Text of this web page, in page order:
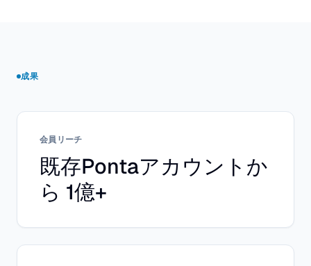
成果
会員リーチ
既存Pontaアカウントか
ら 1億+